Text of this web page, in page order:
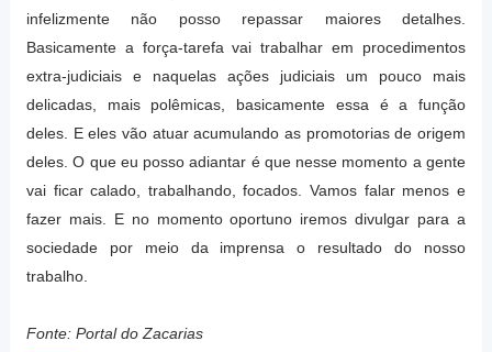
infelizmente não posso repassar maiores detalhes.
Basicamente a força-tarefa vai trabalhar em procedimentos
extra-judiciais e naquelas ações judiciais um pouco mais
delicadas, mais polêmicas, basicamente essa é a função
deles. E eles vão atuar acumulando as promotorias de origem
deles. O que eu posso adiantar é que nesse momento a gente
vai ficar calado, trabalhando, focados. Vamos falar menos e
fazer mais. E no momento oportuno iremos divulgar para a
sociedade por meio da imprensa o resultado do nosso
trabalho.
Fonte: Portal do Zacarias